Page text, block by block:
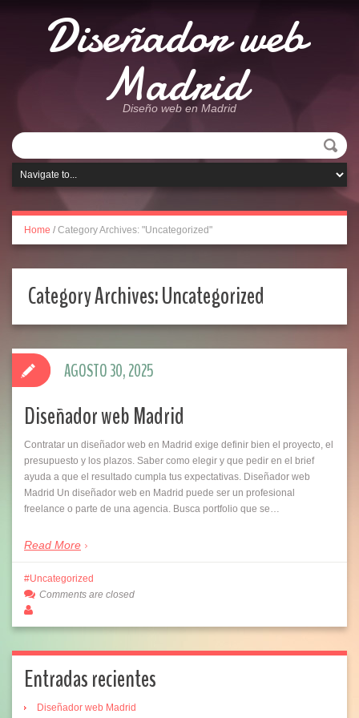
Diseñador web
Madrid
Diseño web en Madrid
Home / Category Archives: "Uncategorized"
Category Archives:Uncategorized
Diseñador web Madrid
Contratar un diseñador web en Madrid exige definir bien el proyecto, el
presupuesto y los plazos. Saber como elegir y que pedir en el brief
ayuda a que el resultado cumpla tus expectativas. Diseñador web
Madrid Un diseñador web en Madrid puede ser un profesional
freelance o parte de una agencia. Busca portfolio que se…
Read More
AGOSTO 30, 2025
Uncategorized
Comments are closed
Entradas recientes
Diseñador web Madrid